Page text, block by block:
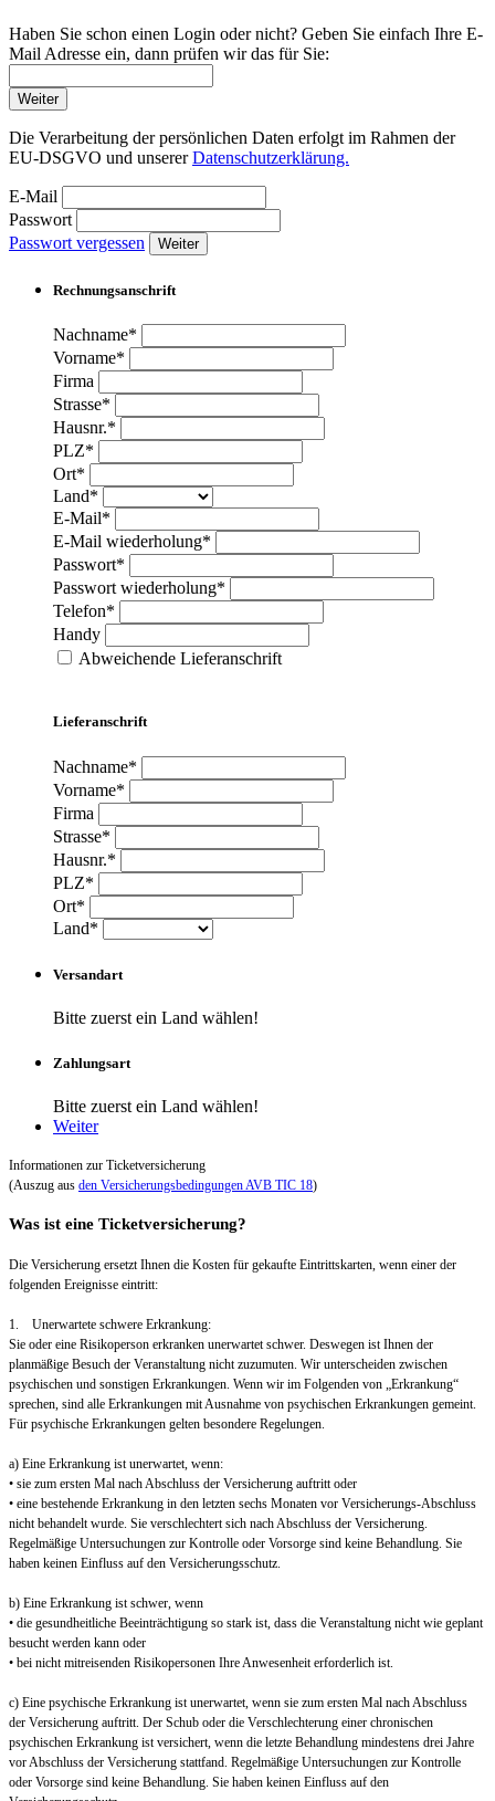
Haben Sie schon einen Login oder nicht? Geben Sie einfach Ihre E-
Mail Adresse ein, dann prüfen wir das für Sie:
Weiter
Die Verarbeitung der persönlichen Daten erfolgt im Rahmen der
EU-DSGVO und unsererDatenschutzerklärung.
E-Mail
Passwort
Passwort vergessen
Weiter
Rechnungsanschrift
Nachname*
Vorname*
Firma
Strasse*
Hausnr.*
PLZ*
Ort*
Land*
E-Mail*
E-Mail wiederholung*
Passwort*
Passwort wiederholung*
Telefon*
Handy
Abweichende Lieferanschrift
Lieferanschrift
Nachname*
Vorname*
Firma
Strasse*
Hausnr.*
PLZ*
Ort*
Land*
Versandart
Bitte zuerst ein Land wählen!
Zahlungsart
Bitte zuerst ein Land wählen!
Weiter
Informationen zur Ticketversicherung
(Auszug aus den Versicherungsbedingungen AVB TIC 18)
Was ist eine Ticketversicherung?
Die Versicherung ersetzt Ihnen die Kosten für gekaufte Eintrittskarten, wenn einer der
folgenden Ereignisse eintritt:
1. Unerwartete schwere Erkrankung:
Sie oder eine Risikoperson erkranken unerwartet schwer. Deswegen ist Ihnen der
planmäßige Besuch der Veranstaltung nicht zuzumuten. Wir unterscheiden zwischen
psychischen und sonstigen Erkrankungen. Wenn wir im Folgenden von „Erkrankung“
sprechen, sind alle Erkrankungen mit Ausnahme von psychischen Erkrankungen gemeint.
Für psychische Erkrankungen gelten besondere Regelungen.
a) Eine Erkrankung ist unerwartet, wenn:
• sie zum ersten Mal nach Abschluss der Versicherung auftritt oder
• eine bestehende Erkrankung in den letzten sechs Monaten vor Versicherungs-Abschluss
nicht behandelt wurde. Sie verschlechtert sich nach Abschluss der Versicherung.
Regelmäßige Untersuchungen zur Kontrolle oder Vorsorge sind keine Behandlung. Sie
haben keinen Einfluss auf den Versicherungsschutz.
b) Eine Erkrankung ist schwer, wenn
• die gesundheitliche Beeinträchtigung so stark ist, dass die Veranstaltung nicht wie geplant
besucht werden kann oder
• bei nicht mitreisenden Risikopersonen Ihre Anwesenheit erforderlich ist.
c) Eine psychische Erkrankung ist unerwartet, wenn sie zum ersten Mal nach Abschluss
der Versicherung auftritt. Der Schub oder die Verschlechterung einer chronischen
psychischen Erkrankung ist versichert, wenn die letzte Behandlung mindestens drei Jahre
vor Abschluss der Versicherung stattfand. Regelmäßige Untersuchungen zur Kontrolle
oder Vorsorge sind keine Behandlung. Sie haben keinen Einfluss auf den